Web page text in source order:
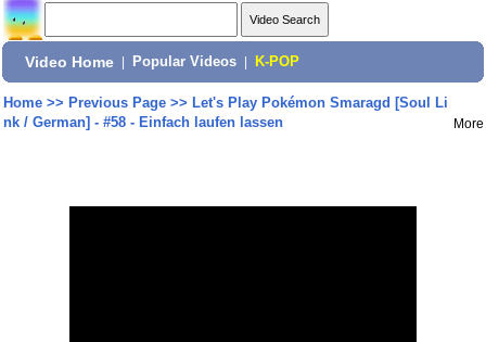
Video Home Popular Videos K-POP
Home>> Previous Page>> Let's Play Pokémon Smaragd [Soul Li
nk / German] - #58 - Einfach laufen lassen
More